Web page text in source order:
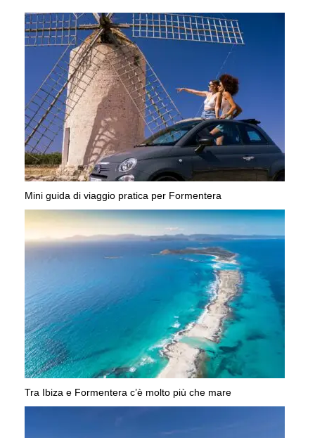
Mini guida di viaggio pratica per Formentera
Tra Ibiza e Formentera c’è molto più che mare